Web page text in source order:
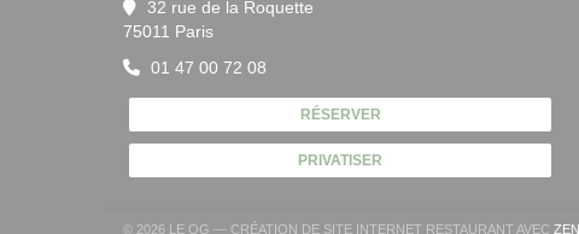
32 rue de la Roquette
75011 Paris((ouvre une nouvelle fenêtre))
01 47 00 72 08
RÉSERVER
PRIVATISER
© 2026 LE QG — CRÉATION DE SITE INTERNET RESTAURANT AVEC